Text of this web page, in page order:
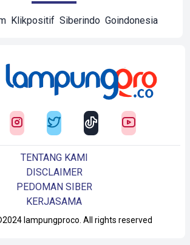
Klikpositif Siberindo Goindonesia
lampungproco. All rights reserved
TENTANG KAMI
DISCLAIMER
PEDOMAN SIBER
KERJASAMA